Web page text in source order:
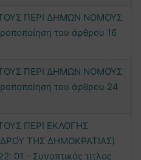
ΠΕΡΙ ΔΗΜΩΝ ΝΟΜΟΥΣ
του άρθρου 16
ΠΕΡΙ ΔΗΜΩΝ ΝΟΜΟΥΣ
του άρθρου 24
ΠΕΡΙ ΕΚΛΟΓΗΣ
ΤΗΣ ΔΗΜΟΚΡΑΤΙΑΣ)
01 - Συνοπτικός τίτλος